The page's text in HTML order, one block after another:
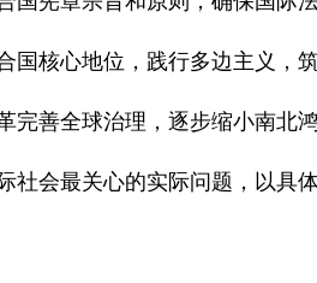
国核心地位，践行多边主义，
完善全球治理，逐步缩小南北
社会最关心的实际问题，以具